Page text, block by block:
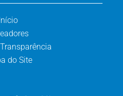
do Site